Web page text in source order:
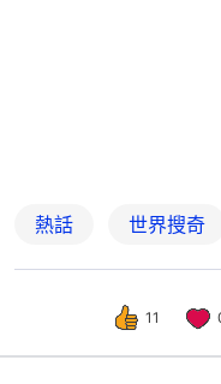
熱話 世界搜奇
11